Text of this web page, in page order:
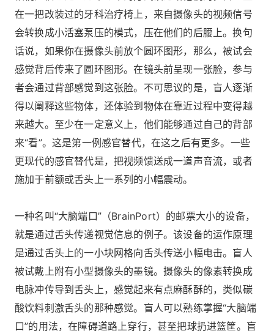
在一把改装过的牙科治疗椅上，来自摄像头的视频信号
会转换成小活塞泵压的模式，压在他们的后腰上。换句
话说，如果你在摄像头前放个圆环图形，那么，被试会
感觉背后传来了圆环图形。在镜头前呈现一张脸，参与
者会通过背部感觉到这张脸。不可思议的是，盲人逐渐
得以阐释这些物体，还体验到物体在靠近过程中变得越
来越大。至少在一定意义上，他们能够通过自己的背部
来“看”。这是第一例感官替代，在这之后有更多。一些
更现代的感官替代是，把视频馈送成一道声音流，或者
施加于前额或舌头上一系列的小幅震动。
一种名叫“大脑端口”（BrainPort）的邮票大小的设备，
就是通过舌头传递视觉信息的例子。该设备的运作原理
是通过舌头上的一小块网格向舌头传送小幅电击。盲人
被试戴上附有小型摄像头的墨镜。摄像头的像素转换成
电脉冲传导到舌头上，感觉起来有点麻酥酥的，类似碳
酸饮料刺激舌头的那种感觉。盲人可以熟练掌握“大脑端
口”的用法，在障碍道路上穿行，甚至把球扔进篮筐。盲